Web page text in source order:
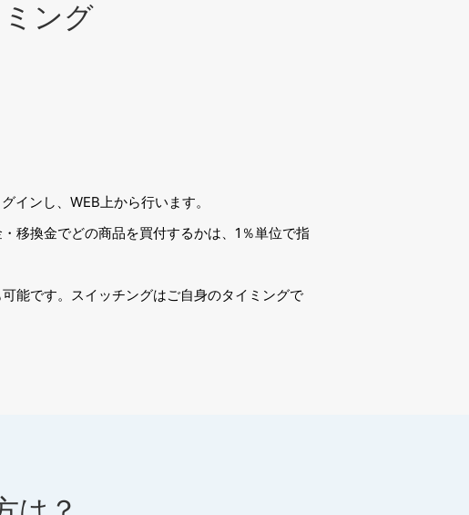
ング
インし、WEB上から行います。
移換金でどの商品を買付するかは、1％単位で指
能です。スイッチングはご自身のタイミングで